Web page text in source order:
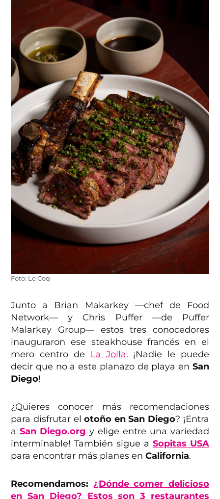
Foto: Le Coq
Junto a Brian Makarkey —chef de Food
Network— y Chris Puffer —de Puffer
Malarkey Group— estos tres conocedores
inauguraron ese steakhouse francés en el
mero centro de La Jolla. ¡Nadie le puede
decir que no a este planazo de playa en San
Diego!
¿Quieres conocer más recomendaciones
para disfrutar elotoño en San Diego? ¡Entra
aSan Diego.org y elige entre una variedad
interminable! También sigue a Sopitas USA
para encontrar más planes enCalifornia.
Recomendamos: ¿Dónde comer delicioso
en San Diego? Estos son 3 restaurantes